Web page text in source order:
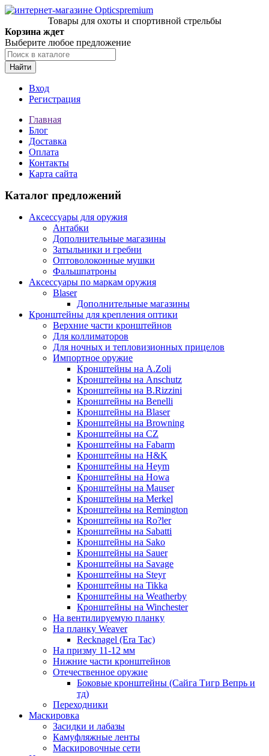
Товары для охоты и спортивной стрельбы
Корзина ждет
Выберите любое предложение
Найти
Вход
Регистрация
Главная
Блог
Доставка
Оплата
Контакты
Карта сайта
Каталог предложений
Аксессуары для оружия
Антабки
Дополнительные магазины
Затыльники и гребни
Оптоволоконные мушки
Фальшпатроны
Аксессуары по маркам оружия
Blaser
Дополнительные магазины
Кронштейны для крепления оптики
Верхние части кронштейнов
Для коллиматоров
Для ночных и тепловизионных прицелов
Импортное оружие
Кронштейны на A.Zoli
Кронштейны на Anschutz
Кронштейны на B.Rizzini
Кронштейны на Benelli
Кронштейны на Blaser
Кронштейны на Browning
Кронштейны на CZ
Кронштейны на Fabarm
Кронштейны на H&K
Кронштейны на Heym
Кронштейны на Howa
Кронштейны на Mauser
Кронштейны на Merkel
Кронштейны на Remington
Кронштейны на Ro?ler
Кронштейны на Sabatti
Кронштейны на Sako
Кронштейны на Sauer
Кронштейны на Savage
Кронштейны на Steyr
Кронштейны на Tikka
Кронштейны на Weatherby
Кронштейны на Winchester
На вентилируемую планку
На планку Weaver
Recknagel (Era Tac)
На призму 11-12 мм
Нижние части кронштейнов
Отечественное оружие
Боковые кронштейны (Сайга Тигр Вепрь и
тд)
Переходники
Маскировка
Засидки и лабазы
Камуфляжные ленты
Маскировочные сети